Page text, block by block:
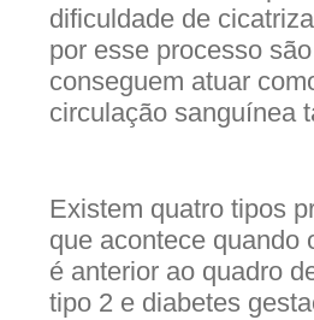
dificuldade de
por esse processo
conseguem atuar
circulação sanguínea
Existem quatro tipos
que acontece quando
é anterior ao quadro
tipo 2 e diabetes